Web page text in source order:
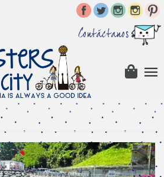
Contáctanos